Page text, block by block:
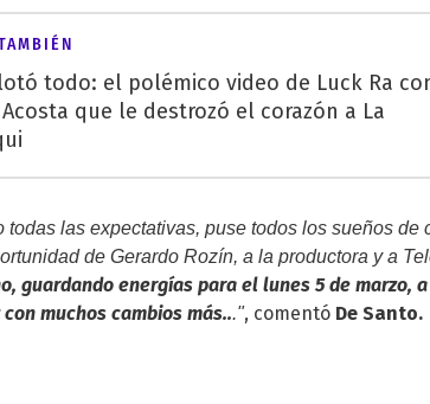
todo: el polémico video de Luck Ra
que le destrozó el corazón a La
todas las expectativas, puse todos los sueños
de Gerardo Rozín, a la productora y a
guardando energías para el lunes 5 de marzo,
muchos cambios más...", comentó De Santo.